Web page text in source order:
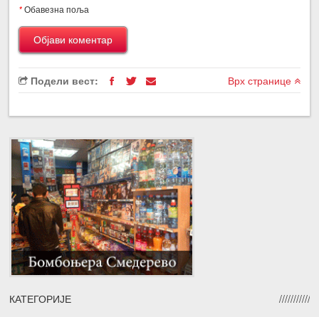
*Обавезна поља
Подели вест: Врх странице
КАТЕГОРИЈЕ